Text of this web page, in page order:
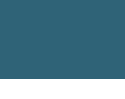
- Kiropraktorcenter Lillebælt ApS